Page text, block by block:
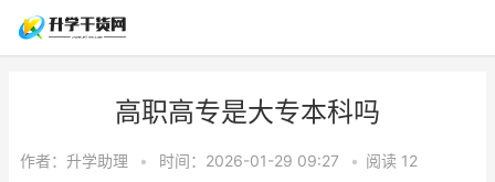
高职高专是大专本科吗
作者： 升学助理 • 时间：2026-01-29 09:27 • 阅读 12